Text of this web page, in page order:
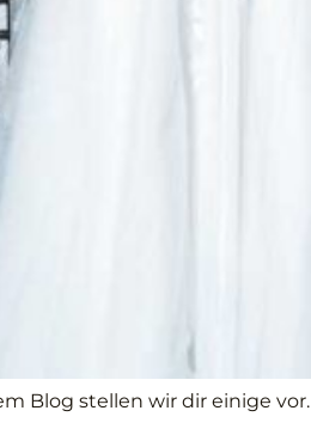
Blog stellen wir dir einige vor.